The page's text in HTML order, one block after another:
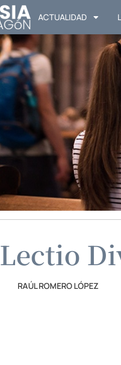
ACTUALIDAD
Lectio
RAÚL ROMERO LÓPEZ